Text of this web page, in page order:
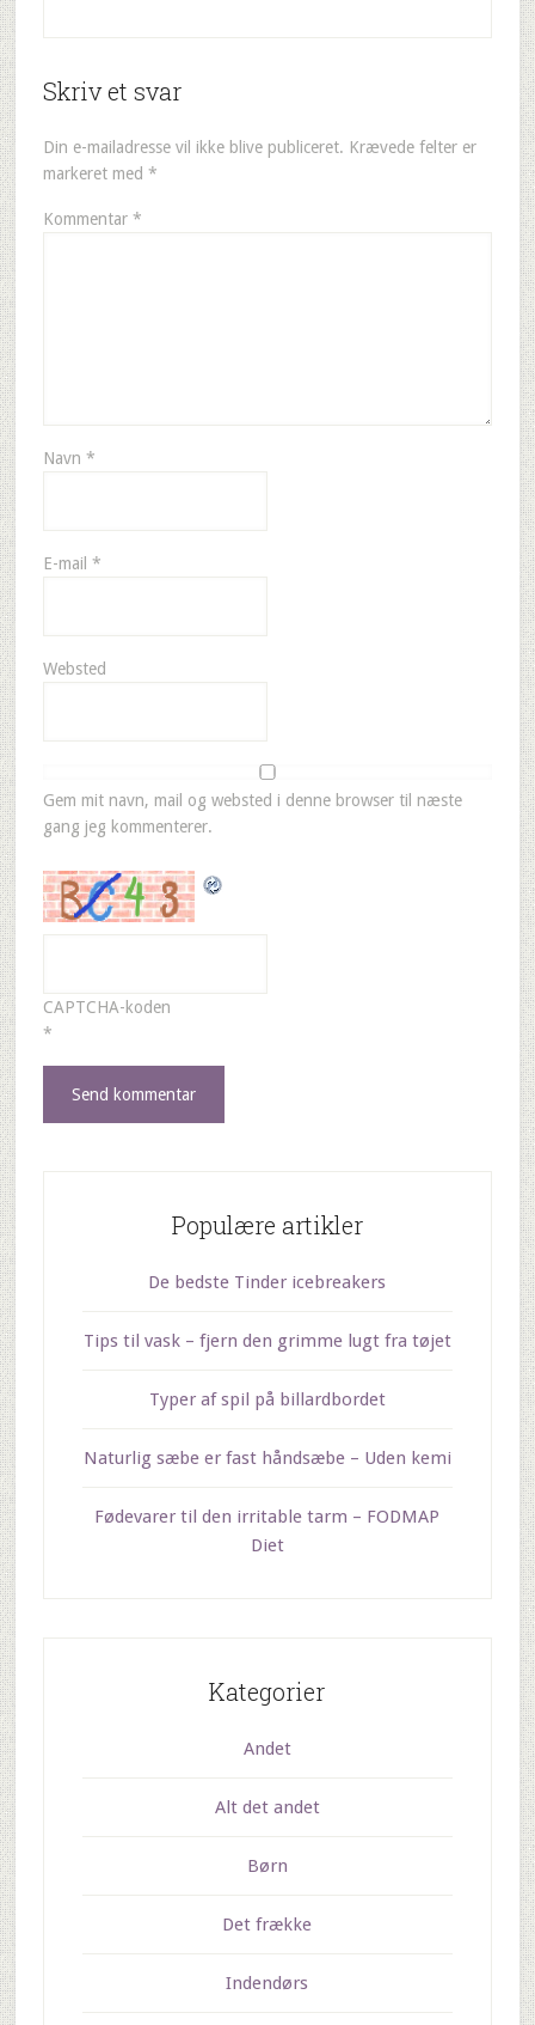
Skriv et svar
Din e-mailadresse vil ikke blive publiceret. Krævede felter er
markeret med *
Kommentar *
Navn *
E-mail *
Websted
Gem mit navn, mail og websted i denne browser til næste
gang jeg kommenterer.
CAPTCHA-koden
*
Populære artikler
De bedste Tinder icebreakers
Tips til vask – fjern den grimme lugt fra tøjet
Typer af spil på billardbordet
Naturlig sæbe er fast håndsæbe – Uden kemi
Fødevarer til den irritable tarm – FODMAP
Diet
Kategorier
Andet
Alt det andet
Børn
Det frække
Indendørs